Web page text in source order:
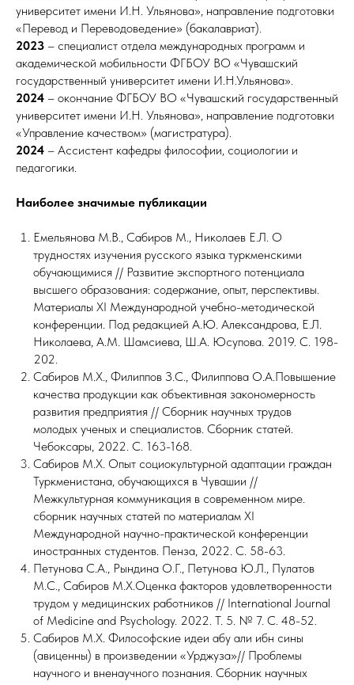
университет имени И.Н. Ульянова», направление подготовки
«Перевод и Переводоведение» (бакалавриат).
2023 – специалист отдела международных программ и
академической мобильности ФГБОУ ВО «Чувашский
государственный университет имени И.Н.Ульянова».
2024 – окончание ФГБОУ ВО «Чувашский государственный
университет имени И.Н. Ульянова», направление подготовки
«Управление качеством» (магистратура).
2024 – Ассистент кафедры философии, социологии и
педагогики.
Наиболее значимые публикации
Емельянова М.В., Сабиров М., Николаев Е.Л. О
трудностях изучения русского языка туркменскими
обучающимися // Развитие экспортного потенциала
высшего образования: содержание, опыт, перспективы.
Материалы XI Международной учебно-методической
конференции. Под редакцией А.Ю. Александрова, Е.Л.
Николаева, А.М. Шамсиева, Ш.А. Юсупова. 2019. С. 198-
202.
Сабиров М.Х., Филиппов З.С., Филиппова О.А.Повышение
качества продукции как объективная закономерность
развития предприятия // Сборник научных трудов
молодых ученых и специалистов. Сборник статей.
Чебоксары, 2022. С. 163-168.
Сабиров М.Х. Опыт социокультурной адаптации граждан
Туркменистана, обучающихся в Чувашии //
Межкультурная коммуникация в современном мире.
сборник научных статей по материалам XI
Международной научно-практической конференции
иностранных студентов. Пенза, 2022. С. 58-63.
Петунова С.А., Рындина О.Г., Петунова Ю.Л., Пулатов
М.С., Сабиров М.Х.Оценка факторов удовлетворенности
трудом у медицинских работников // International Journal
of Medicine and Psychology. 2022. Т. 5. № 7. С. 48-52.
Сабиров М.Х. Философские идеи абу али ибн сины
(авиценны) в произведении «Урджуза»// Проблемы
научного и вненаучного познания. Сборник научных